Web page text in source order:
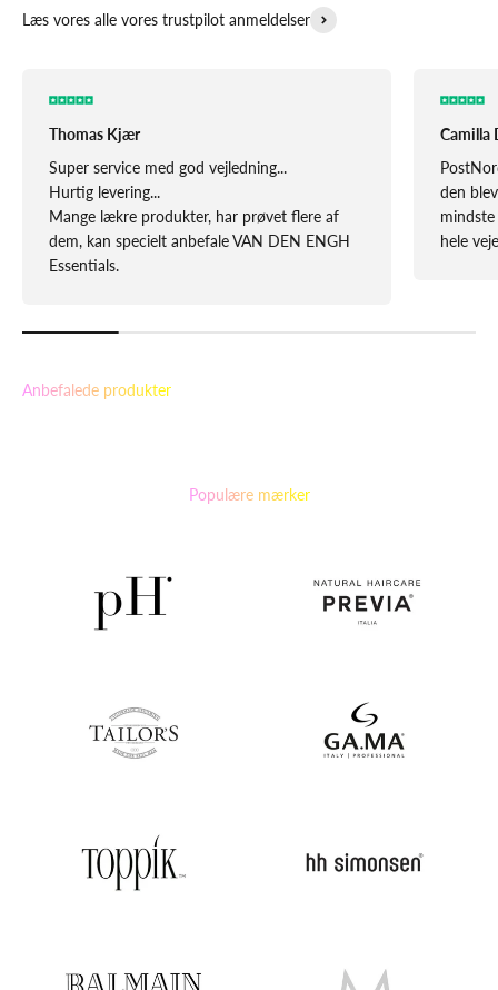
Læs vores alle vores trustpilot anmeldelser
Thomas Kjær
Super service med god vejledning...
Hurtig levering...
Mange lækre produkter, har prøvet flere af
dem, kan specielt anbefale VAN DEN ENGH
Essentials.
Camilla
den
hele
Anbefalede produkter
Populære mærker